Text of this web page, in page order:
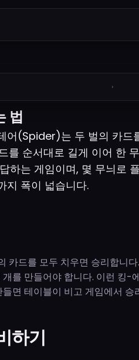
›
법
어(Spider)는 두 벌의 카드
를 순서대로 길게 이어 한
하는 게임이며, 몇 무늬로
지 폭이 넓습니다.
카드를 모두 치우면 승리합니
를 만들어야 합니다. 이런 킹-
면 테이블이 비고 게임에서 승
하기